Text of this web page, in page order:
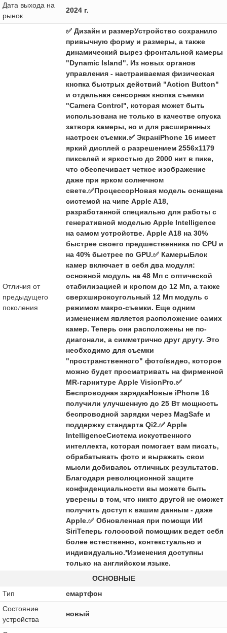
Дата выхода на
рынок
2024 г.
Отличия от
предыдущего
поколения
✅ Дизайн и размерУстройство сохранило
привычную форму и размеры, а также
динамический вырез фронтальной камеры
"Dynamic Island". Из новых органов
управления - настраиваемая физическая
кнопка быстрых действий "Action Button"
и отдельная сенсорная кнопка съемки
"Camera Control", которая может быть
использована не только в качестве спуска
затвора камеры, но и для расширенных
настроек съемки.✅ ЭкранiPhone 16 имеет
яркий дисплей с разрешением 2556x1179
пикселей и яркостью до 2000 нит в пике,
что обеспечивает четкое изображение
даже при ярком солнечном
свете.✅ПроцессорНовая модель оснащена
системой на чипе Apple A18,
разработанной специально для работы с
генеративной моделью Apple Intelligence
на самом устройстве. Apple A18 на 30%
быстрее своего предшественника по CPU и
на 40% быстрее по GPU.✅ КамерыБлок
камер включает в себя два модуля:
основной модуль на 48 Мп с оптической
стабилизацией и кропом до 12 Мп, а также
сверхширокоугольный 12 Мп модуль с
режимом макро-съемки. Еще одним
изменением является расположение самих
камер. Теперь они расположены не по-
диагонали, а симметрично друг другу. Это
необходимо для съемки
"пространственного" фото/видео, которое
можно будет просматривать на фирменной
MR-гарнитуре Apple VisionPro.✅
Беспроводная зарядкаНовые iPhone 16
получили улучшенную до 25 Вт мощность
беспроводной зарядки через MagSafe и
поддержку стандарта Qi2.✅ Apple
IntelligenceСистема искуственного
интеллекта, которая помогает вам писать,
обрабатывать фото и выражать свои
мысли добиваясь отличных результатов.
Благодаря революционной защите
конфиденциальности вы можете быть
уверены в том, что никто другой не сможет
получить доступ к вашим данным - даже
Apple.✅ Обновленная при помощи ИИ
SiriТеперь голосовой помощник ведет себя
более естественно, контекстуально и
индивидуально.*Изменения доступны
только на английском языке.
ОСНОВНЫЕ
Тип
смартфон
Состояние
устройства
новый